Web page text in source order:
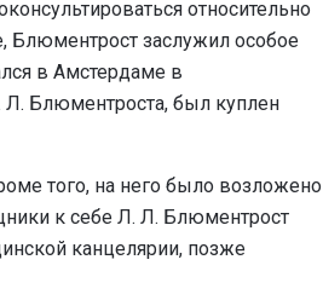
относительно
Блюментрост заслужил особое
в Амстердаме в
Блюментроста, был куплен
того, на него было возложено
к себе Л. Л. Блюментрост
канцелярии, позже